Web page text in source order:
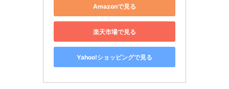
Amazonで見る
楽天市場で見る
Yahoo!ショッピングで見る